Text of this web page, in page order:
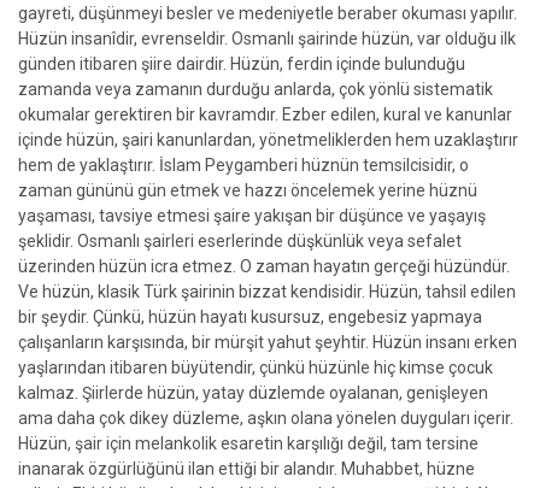
gayreti, düşünmeyi besler ve medeniyetle beraber okuması yapılır.
Hüzün insanîdir, evrenseldir. Osmanlı şairinde hüzün, var olduğu ilk
günden itibaren şiire dairdir. Hüzün, ferdin içinde bulunduğu
zamanda veya zamanın durduğu anlarda, çok yönlü sistematik
okumalar gerektiren bir kavramdır. Ezber edilen, kural ve kanunlar
içinde hüzün, şairi kanunlardan, yönetmeliklerden hem uzaklaştırır
hem de yaklaştırır. İslam Peygamberi hüznün temsilcisidir, o
zaman gününü gün etmek ve hazzı öncelemek yerine hüznü
yaşaması, tavsiye etmesi şaire yakışan bir düşünce ve yaşayış
şeklidir. Osmanlı şairleri eserlerinde düşkünlük veya sefalet
üzerinden hüzün icra etmez. O zaman hayatın gerçeği hüzündür.
Ve hüzün, klasik Türk şairinin bizzat kendisidir. Hüzün, tahsil edilen
bir şeydir. Çünkü, hüzün hayatı kusursuz, engebesiz yapmaya
çalışanların karşısında, bir mürşit yahut şeyhtir. Hüzün insanı erken
yaşlarından itibaren büyütendir, çünkü hüzünle hiç kimse çocuk
kalmaz. Şiirlerde hüzün, yatay düzlemde oyalanan, genişleyen
ama daha çok dikey düzleme, aşkın olana yönelen duyguları içerir.
Hüzün, şair için melankolik esaretin karşılığı değil, tam tersine
inanarak özgürlüğünü ilan ettiği bir alandır. Muhabbet, hüzne